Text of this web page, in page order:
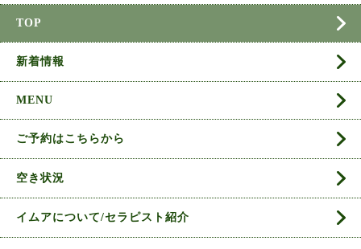
TOP
新着情報
MENU
ご予約はこちらから
空き状況
イムアについて/セラピスト紹介